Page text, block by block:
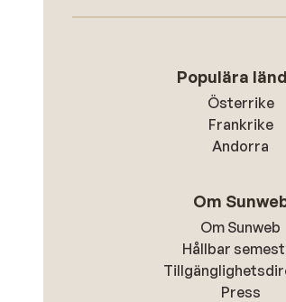
Populära
Österrike
Frankrike
Andorra
Om
Om Sunweb
Hållbar
Press